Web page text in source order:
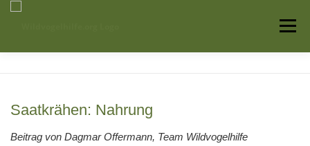
Menü
Auffangstationen
Saatkrähen: Nahrung
Beitrag von Dagmar Offermann, Team Wildvogelhilfe